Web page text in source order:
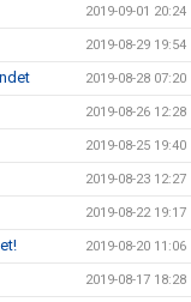
2019-09-01 20:24
2019-08-29 19:54
2019-08-28 07:20
2019-08-26 12:28
2019-08-25 19:40
2019-08-23 12:27
2019-08-22 19:17
2019-08-20 11:06
2019-08-17 18:28